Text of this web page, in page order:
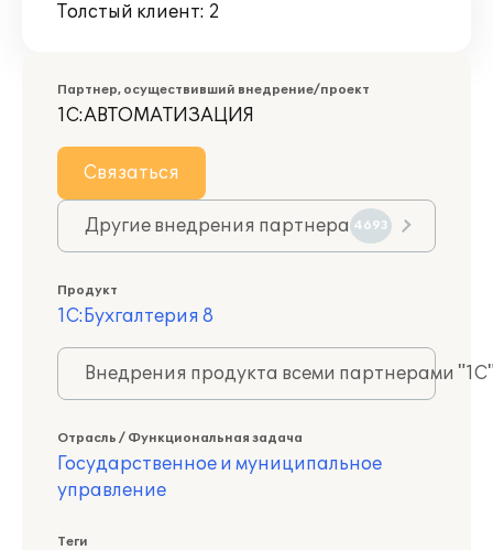
Толстый клиент: 2
Партнер, осуществивший внедрение/проект
1С:АВТОМАТИЗАЦИЯ
Связаться
Другие внедрения партнера 4693
Продукт
1С:Бухгалтерия 8
Внедрения продукта всеми партнерами
Отрасль / Функциональная задача
Государственное и муниципальное
управление
Теги